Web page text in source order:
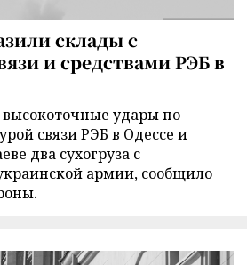
склады с
и средствами РЭБ в
удары по
связи РЭБ в Одессе и
два сухогруза с
армии, сообщило